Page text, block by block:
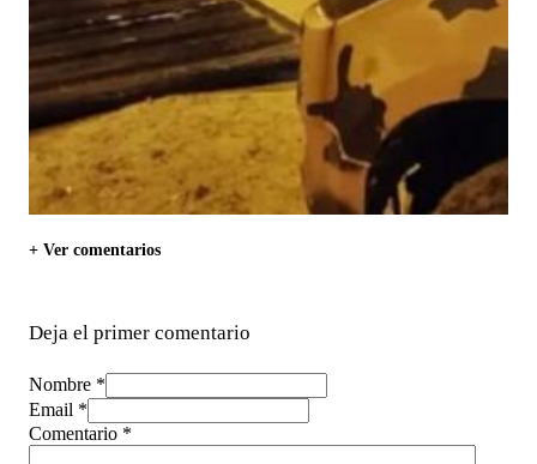
+ Ver comentarios
Deja el primer comentario
Nombre *
Email *
Comentario *